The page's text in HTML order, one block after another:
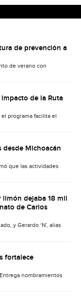
de prevención a
de verano con
de la Ruta
programa facilita el
desde Michoacán
que las actividades
limón dejaba 18 mil
de Carlos
y Gerardo ‘N’, alias
fortalece
nombramientos